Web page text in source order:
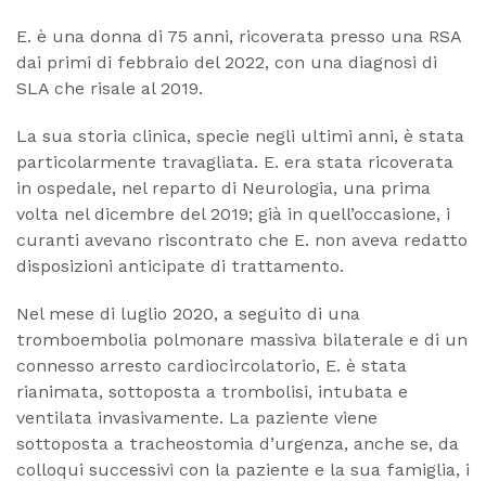
E. è una donna di 75 anni, ricoverata presso una RSA
dai primi di febbraio del 2022, con una diagnosi di
SLA che risale al 2019.
La sua storia clinica, specie negli ultimi anni, è stata
particolarmente travagliata. E. era stata ricoverata
in ospedale, nel reparto di Neurologia, una prima
volta nel dicembre del 2019; già in quell’occasione, i
curanti avevano riscontrato che E. non aveva redatto
disposizioni anticipate di trattamento.
Nel mese di luglio 2020, a seguito di una
tromboembolia polmonare massiva bilaterale e di un
connesso arresto cardiocircolatorio, E. è stata
rianimata, sottoposta a trombolisi, intubata e
ventilata invasivamente. La paziente viene
sottoposta a tracheostomia d’urgenza, anche se, da
colloqui successivi con la paziente e la sua famiglia, i